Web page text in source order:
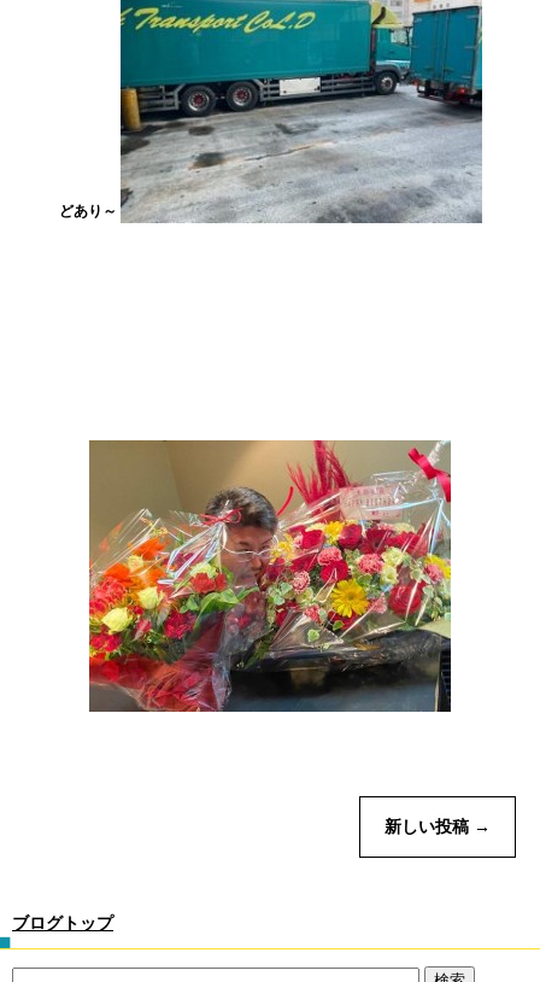
どあり～
新しい投稿 →
ブログトップ